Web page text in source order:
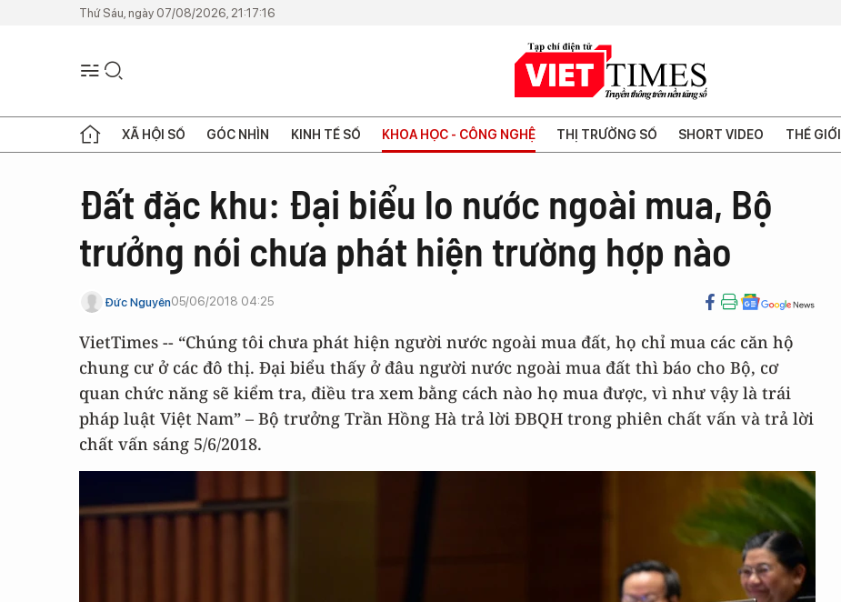
Thứ Sáu, ngày 07/08/2026, 21:17:16
XÃ HỘI SỐ GÓC NHÌN KINH TẾ SỐ KHOA HỌC - CÔNG NGHỆ THỊ TRƯỜNG SỐ SHORT VIDEO THẾ GIỚI
Đất đặc khu: Đại biểu lo nước ngoài mua, Bộ
trưởng nói chưa phát hiện trường hợp nào
Đức Nguyên05/06/2018 04:25
VietTimes -- “Chúng tôi chưa phát hiện người nước ngoài mua đất, họ chỉ mua các căn hộ
chung cư ở các đô thị. Đại biểu thấy ở đâu người nước ngoài mua đất thì báo cho Bộ, cơ
quan chức năng sẽ kiểm tra, điều tra xem bằng cách nào họ mua được, vì như vậy là trái
pháp luật Việt Nam” – Bộ trưởng Trần Hồng Hà trả lời ĐBQH trong phiên chất vấn và trả lời
chất vấn sáng 5/6/2018.